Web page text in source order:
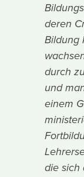
deren
Bildung
durch
und
einem
die sich